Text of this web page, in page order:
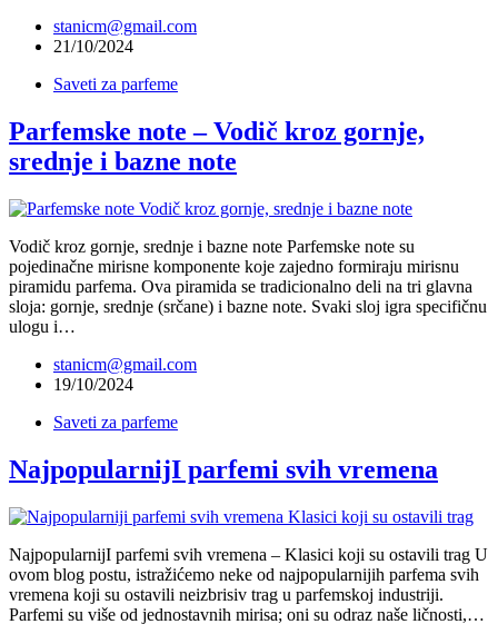
stanicm@gmail.com
21/10/2024
Saveti za parfeme
Parfemske note – Vodič kroz gornje,
srednje i bazne note
Vodič kroz gornje, srednje i bazne note Parfemske note su
pojedinačne mirisne komponente koje zajedno formiraju mirisnu
piramidu parfema. Ova piramida se tradicionalno deli na tri glavna
sloja: gornje, srednje (srčane) i bazne note. Svaki sloj igra specifičnu
ulogu i…
stanicm@gmail.com
19/10/2024
Saveti za parfeme
NajpopularnijI parfemi svih vremena
NajpopularnijI parfemi svih vremena – Klasici koji su ostavili trag U
ovom blog postu, istražićemo neke od najpopularnijih parfema svih
vremena koji su ostavili neizbrisiv trag u parfemskoj industriji.
Parfemi su više od jednostavnih mirisa; oni su odraz naše ličnosti,…